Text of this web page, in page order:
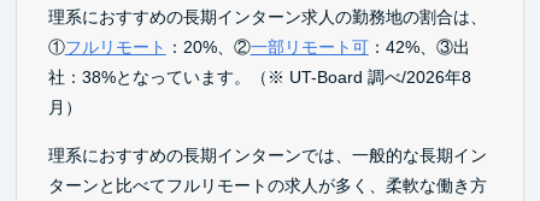
理系におすすめの長期インターン求人の勤務地の割合は、
①フルリモート ：20%、②一部リモート可：42%、③出
社：38%となっています。（※ UT-Board 調べ/2026年8
月）
理系におすすめの長期インターンでは、一般的な長期イン
ターンと比べてフルリモートの求人が多く、柔軟な働き方